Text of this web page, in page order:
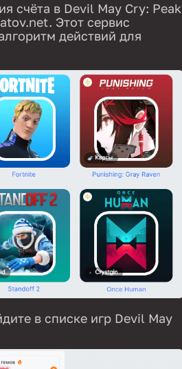
счёта в Devil May Cry: Peak
Этот сервис
действий для
в списке игр Devil May